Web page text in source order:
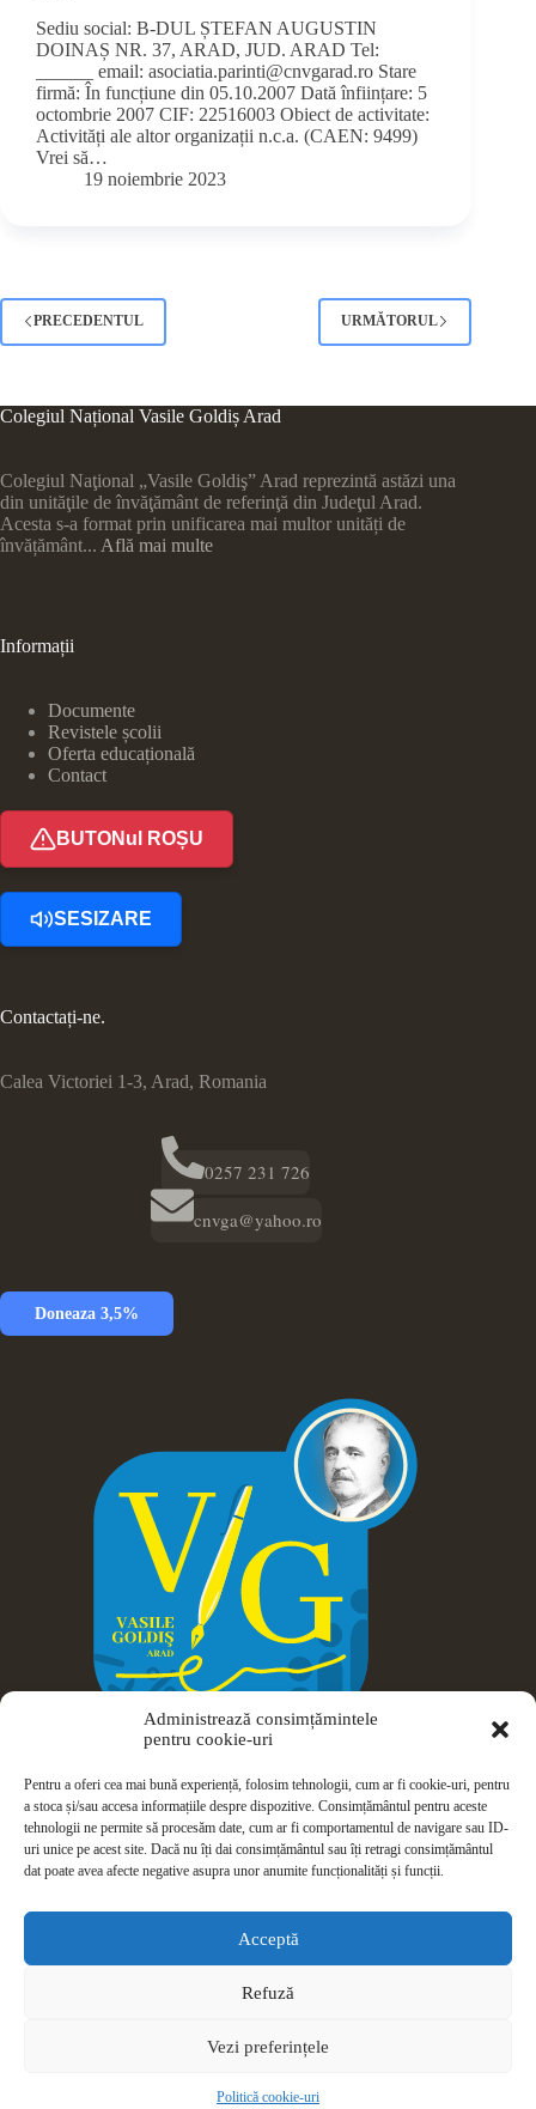
Administrează consimțămintele
pentru cookie-uri
Pentru a oferi cea mai bună experiență, folosim tehnologii, cum ar fi cookie-uri, pentru
a stoca și/sau accesa informațiile despre dispozitive. Consimțământul pentru aceste
tehnologii ne permite să procesăm date, cum ar fi comportamentul de navigare sau ID-
uri unice pe acest site. Dacă nu îți dai consimțământul sau îți retragi consimțământul
dat poate avea afecte negative asupra unor anumite funcționalități și funcții.
Acceptă
Refuză
Vezi preferințele
Politică cookie-uri
Sediu social: B-DUL ȘTEFAN AUGUSTIN
DOINAȘ NR. 37, ARAD, JUD. ARAD Tel:
______ email: asociatia.parinti@cnvgarad.ro Stare
firmă: În funcțiune din 05.10.2007 Dată înființare: 5
octombrie 2007 CIF: 22516003 Obiect de activitate:
Activități ale altor organizații n.c.a. (CAEN: 9499)
Vrei să…
19 noiembrie 2023
PRECEDENTUL URMĂTORUL
Colegiul Național Vasile Goldiș Arad
Colegiul Naţional „Vasile Goldiş” Arad reprezintă astăzi una
din unităţile de învăţământ de referinţă din Judeţul Arad.
Acesta s-a format prin unificarea mai multor unități de
învățământ... Află mai multe
Informații
Documente
Revistele școlii
Oferta educațională
Contact
BUTONul ROȘU
SESIZARE
Contactați-ne.
Calea Victoriei 1-3, Arad, Romania
0257 231 726
cnvga@yahoo.ro
Doneaza 3,5%
Drepturi de autor © 2026 Colegiul Național Vasile Goldiș -
fișierele cookies